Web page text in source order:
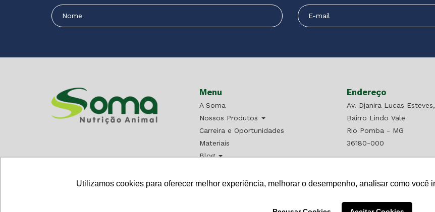
Utilizamos cookies para oferecer melhor experiência, melhorar o desempenho, analisar como você
Menu
A Soma
Nossos Produtos
Carreira e Oportunidades
Materiais
Blog
Seja um representante
Endereço
Av. Djanira Lucas
Bairro Lindo Vale
Rio Pomba - MG
36180-000